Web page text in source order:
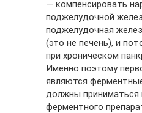
— компенсировать
поджелудочной
поджелудочная
(это не печень), и
при хроническом
Именно поэтому
являются
должны
ферментного